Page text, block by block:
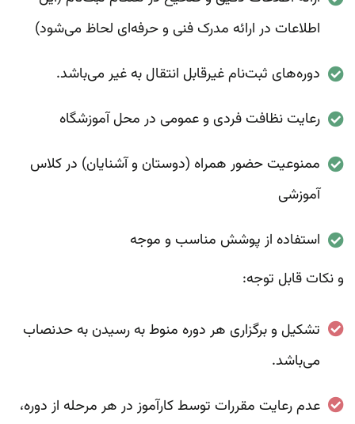
اطلاعات در ارائه مدرک فنی و حرفه‌ای لحاظ می‌شود)
دوره‌های ثبت‌نام غیرقابل انتقال به غیر می‌باشد.
رعایت نظافت فردی و عمومی در محل آموزشگاه
ممنوعیت حضور همراه (دوستان و آشنایان) در کلاس
آموزشی
استفاده از پوشش مناسب و موجه
و نکات قابل توجه:
تشکیل و برگزاری هر دوره منوط به رسیدن به حدنصاب
می‌باشد.
عدم رعایت مقررات توسط کارآموز در هر مرحله از دوره،